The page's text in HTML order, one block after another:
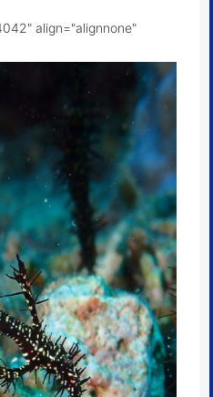
align="alignnone"